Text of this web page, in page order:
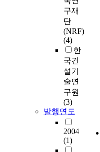
구재
단
(NRF)
(4)
한
국건
설기
술연
구원
(3)
발행연도
2004
(1)